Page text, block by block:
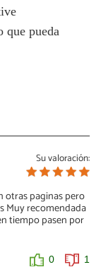
que pueda
Su valoración:
otras paginas pero
Muy recomendada
tiempo pasen por
0 1